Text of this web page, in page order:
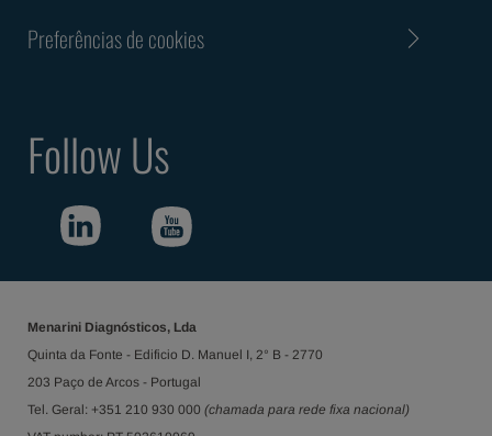
Preferências de cookies
Follow Us
Menarini Diagnósticos, Lda
Quinta da Fonte - Edificio D. Manuel I, 2° B - 2770
203 Paço de Arcos - Portugal
Tel. Geral: +351 210 930 000 (chamada para rede fixa nacional)